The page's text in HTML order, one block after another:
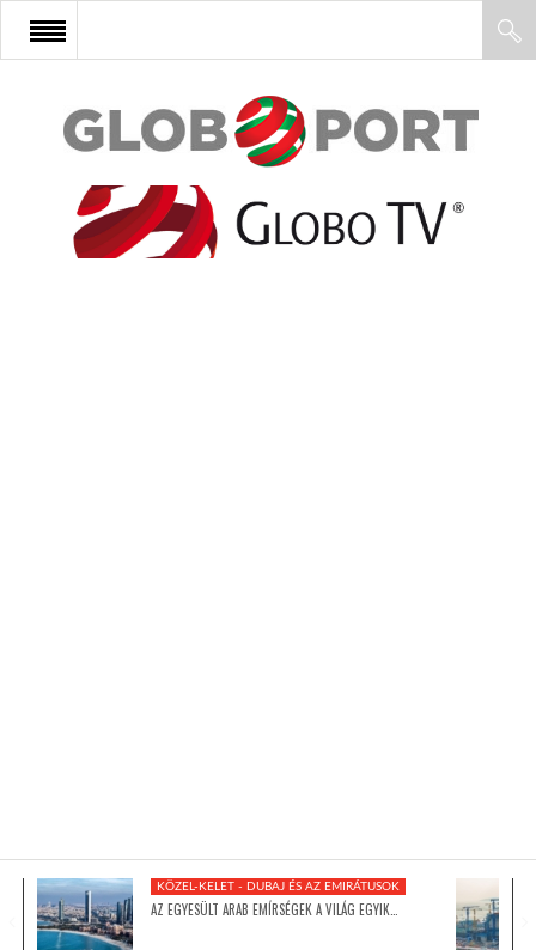
FŐOLDAL
AFRIKA
KÖZEL-KELET - DUBAJ ÉS AZ EMIRÁTUSOK
AZ EGYESÜLT ARAB EMÍRSÉGEK A VILÁG EGYIK…